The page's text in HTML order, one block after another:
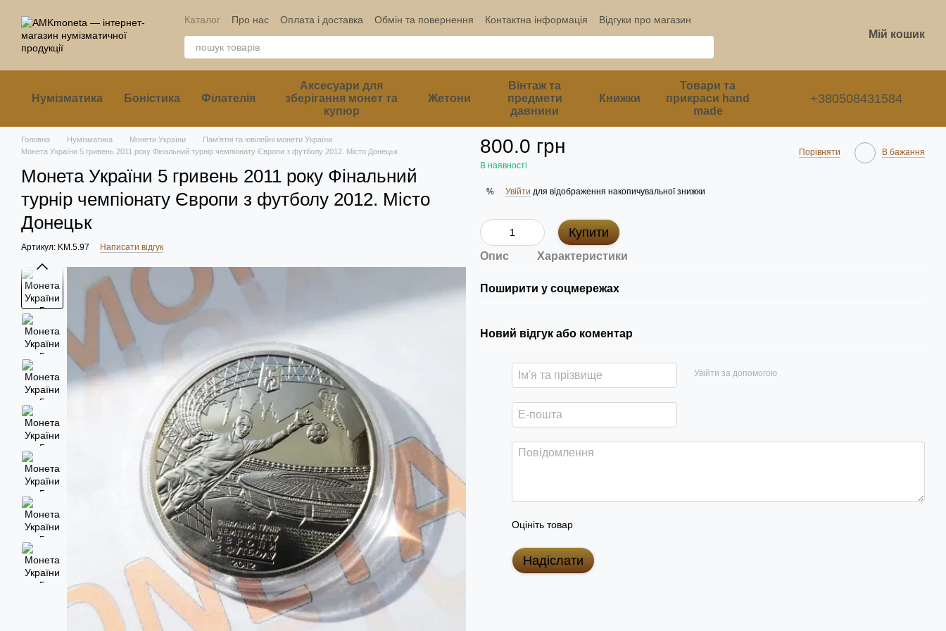
Каталог Про нас Оплата і доставка Обмін та повернення Контактна інформація Відгуки про магазин
Мій кошик
Нумізматика Боністика Філателія
Аксесуари для
зберігання монет та
купюр
Жетони
Вінтаж та
предмети
давнини
Книжки
Товари та
прикраси hand
made
+380508431584
Головна Нумізматика Монети України
Пам'ятні та ювілейні монети України
Монета України 5 гривень 2011 року Фінальний турнір чемпіонату Європи з футболу 2012. Місто Донецьк
Монета України 5 гривень 2011 року Фінальний
турнір чемпіонату Європи з футболу 2012. Місто
Донецьк
Артикул: KM.5.97 Написати відгук
800.0 грн
В наявності
Порівняти В бажання
% Увійти для відображення накопичувальної знижки
Купити
Опис Характеристики
Поширити у соцмережах
Новий відгук або коментар
Увійти за допомогою
Оцініть товар
Надіслати